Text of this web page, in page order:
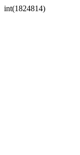
int(1824814)